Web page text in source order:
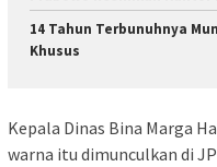
14 Tahun Terbunuhnya
Khusus
Kepala Dinas Bina Marga
warna itu dimunculkan di